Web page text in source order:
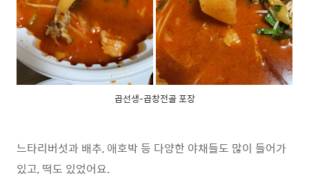
곱선생-곱창전골 포장
느타리버섯과 배추, 애호박 등 다양한 야채들도 많이 들어가
있고, 떡도 있었어요.